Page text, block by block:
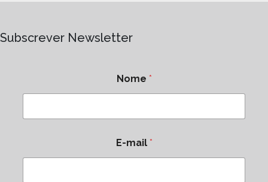
Subscrever Newsletter
Nome *
E-mail *